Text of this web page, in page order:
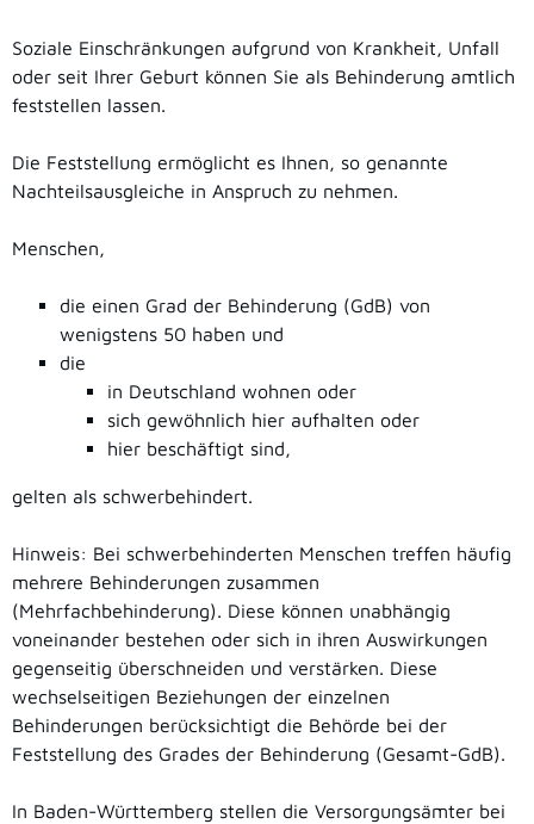
Soziale Einschränkungen aufgrund von Krankheit, Unfall
oder seit Ihrer Geburt können Sie als Behinderung amtlich
feststellen lassen.
Die Feststellung ermöglicht es Ihnen, so genannte
Nachteilsausgleiche in Anspruch zu nehmen.
Menschen,
die einen Grad der Behinderung (GdB) von
wenigstens 50 haben und
die
in Deutschland wohnen oder
sich gewöhnlich hier aufhalten oder
hier beschäftigt sind,
gelten als schwerbehindert.
Hinweis: Bei schwerbehinderten Menschen treffen häufig
mehrere Behinderungen zusammen
(Mehrfachbehinderung). Diese können unabhängig
voneinander bestehen oder sich in ihren Auswirkungen
gegenseitig überschneiden und verstärken. Diese
wechselseitigen Beziehungen der einzelnen
Behinderungen berücksichtigt die Behörde bei der
Feststellung des Grades der Behinderung (Gesamt-GdB).
In Baden-Württemberg stellen die Versorgungsämter bei